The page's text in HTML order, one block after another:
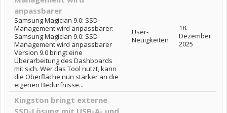
anpassbarer
Samsung Magician 9.0: SSD-
Management wird anpassbarer:
Samsung Magician 9.0: SSD-
Management wird anpassbarer
Version 9.0 bringt eine
Überarbeitung des Dashboards
mit sich. Wer das Tool nutzt, kann
die Oberfläche nun stärker an die
eigenen Bedürfnisse...
User-
Neuigkeiten
18.
Dezember
2025
Kingston bringt externe
SSD-Lösung mit USB-A- und